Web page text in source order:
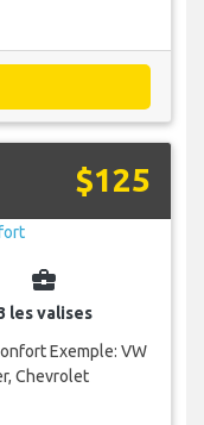
$125
business_center
les valises
Exemple: VW
Chevrolet